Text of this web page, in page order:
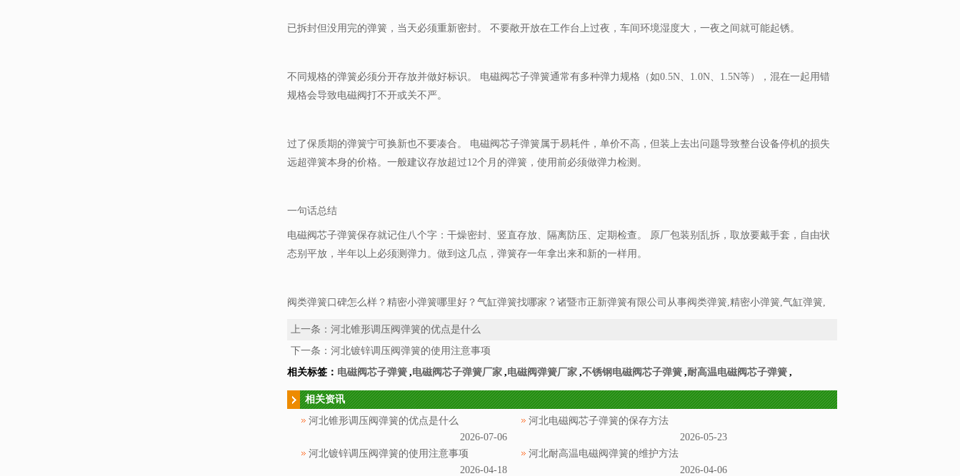
已拆封但没用完的弹簧，当天必须重新密封。 不要敞开放在工作台上过夜，车间环境湿度大，一夜之间就可能起锈。
不同规格的弹簧必须分开存放并做好标识。 电磁阀芯子弹簧通常有多种弹力规格（如0.5N、1.0N、1.5N等），混在一起用错
规格会导致电磁阀打不开或关不严。
过了保质期的弹簧宁可换新也不要凑合。 电磁阀芯子弹簧属于易耗件，单价不高，但装上去出问题导致整台设备停机的损失
远超弹簧本身的价格。一般建议存放超过12个月的弹簧，使用前必须做弹力检测。
一句话总结
电磁阀芯子弹簧保存就记住八个字：干燥密封、竖直存放、隔离防压、定期检查。 原厂包装别乱拆，取放要戴手套，自由状
态别平放，半年以上必须测弹力。做到这几点，弹簧存一年拿出来和新的一样用。
阀类弹簧口碑怎么样？精密小弹簧哪里好？气缸弹簧找哪家？诸暨市正新弹簧有限公司从事阀类弹簧,精密小弹簧,气缸弹簧,
上一条： 河北锥形调压阀弹簧的优点是什么
下一条： 河北镀锌调压阀弹簧的使用注意事项
相关标签： 电磁阀芯子弹簧 ,电磁阀芯子弹簧厂家 ,电磁阀弹簧厂家 ,不锈钢电磁阀芯子弹簧 ,耐高温电磁阀芯子弹簧 ,
相关资讯
河北锥形调压阀弹簧的优点是什么
2026-07-06
河北电磁阀芯子弹簧的保存方法
2026-05-23
河北镀锌调压阀弹簧的使用注意事项
2026-04-18
河北耐高温电磁阀弹簧的维护方法
2026-04-06